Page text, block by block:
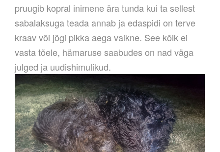
pruugib kopral inimene ära tunda kui ta sellest
sabalaksuga teada annab ja edaspidi on terve
kraav või jõgi pikka aega vaikne. See kõik ei
vasta tõele, hämaruse saabudes on nad väga
julged ja uudishimulikud.